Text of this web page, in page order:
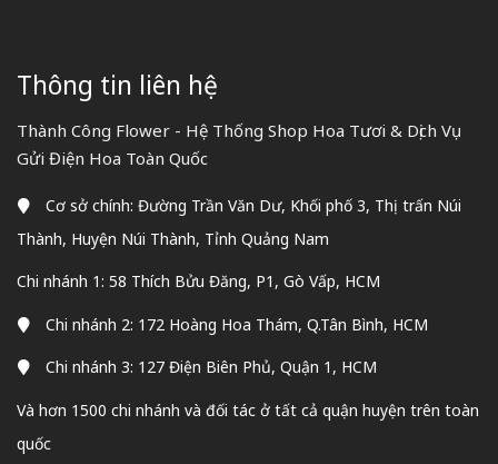
Thông tin liên hệ
Thành Công Flower - Hệ Thống Shop Hoa Tươi & Dịch Vụ
Gửi Điện Hoa Toàn Quốc
Cơ sở chính: Đường Trần Văn Dư, Khối phố 3, Thị trấn Núi
Thành, Huyện Núi Thành, Tỉnh Quảng Nam
Chi nhánh 1: 58 Thích Bửu Đăng, P1, Gò Vấp, HCM
Chi nhánh 2: 172 Hoàng Hoa Thám, Q.Tân Bình, HCM
Chi nhánh 3: 127 Điện Biên Phủ, Quận 1, HCM
Và hơn 1500 chi nhánh và đối tác ở tất cả quận huyện trên toàn
quốc